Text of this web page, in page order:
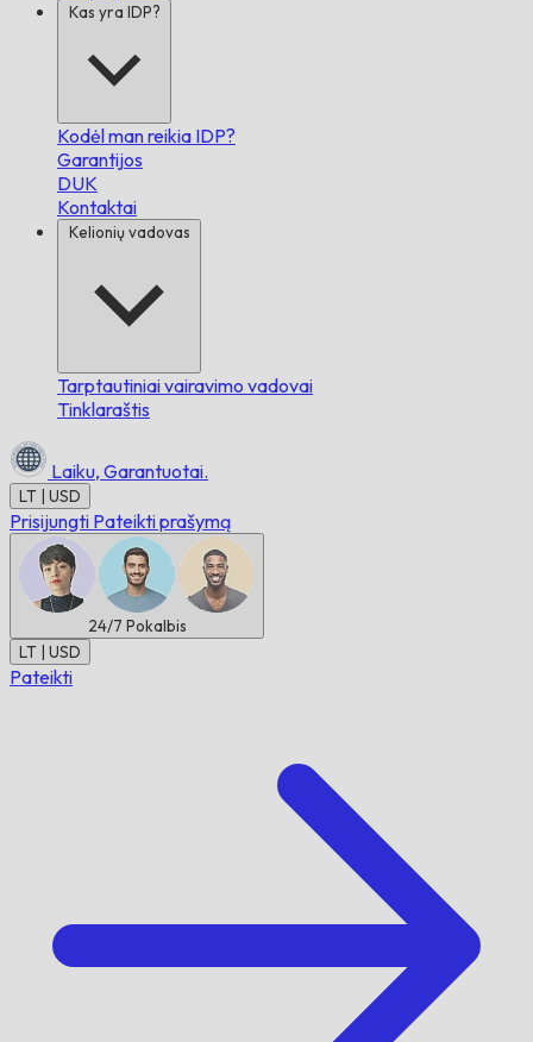
Kas yra IDP?
Kodėl man reikia IDP?
Garantijos
DUK
Kontaktai
Kelionių vadovas
Tarptautiniai vairavimo vadovai
Tinklaraštis
Laiku, Garantuotai.
LT | USD
Prisijungti Pateikti prašymą
24/7 Pokalbis
LT | USD
Pateikti